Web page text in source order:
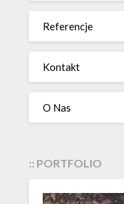
Referencje
Kontakt
O Nas
:: PORTFOLIO